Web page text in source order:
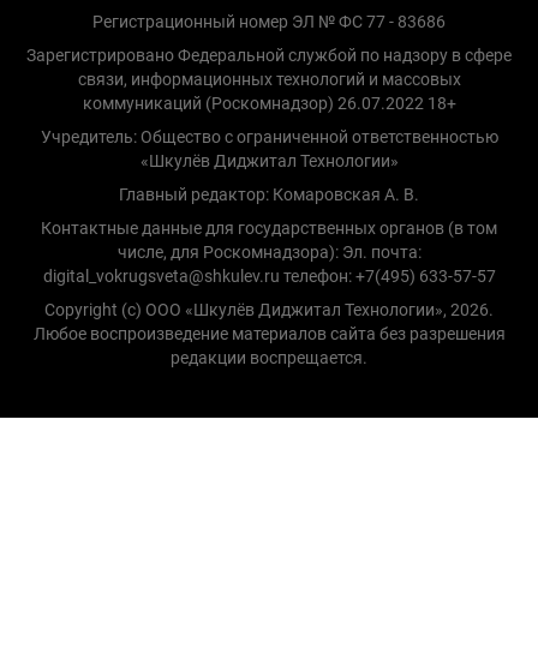
Регистрационный номер ЭЛ № ФС 77 - 83686
Зарегистрировано Федеральной службой по надзору в сфере
связи, информационных технологий и массовых
коммуникаций (Роскомнадзор) 26.07.2022 18+
Учредитель: Общество с ограниченной ответственностью
«Шкулёв Диджитал Технологии»
Главный редактор: Комаровская А. В.
Контактные данные для государственных органов (в том
числе, для Роскомнадзора): Эл. почта:
digital_vokrugsveta@shkulev.ru телефон: +7(495) 633-57-57
Copyright (с) ООО «Шкулёв Диджитал Технологии», 2026.
Любое воспроизведение материалов сайта без разрешения
редакции воспрещается.